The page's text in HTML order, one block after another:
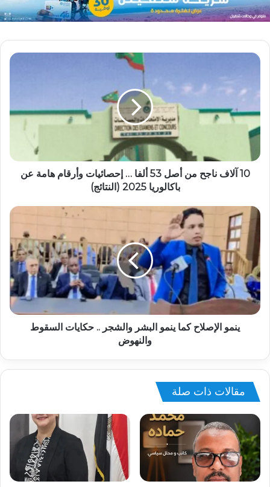
10 آلاف ناجح من أصل 53 ألفا … إحصائيات وأرقام هامة عن
باكالوريا 2025 (النتائج)
ينمو الإصلاح كما ينمو البشر والشجر .. حكايات السقوط
والنهوض
مقالات ذات صلة